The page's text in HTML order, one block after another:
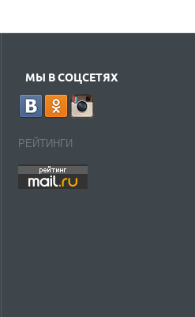
МЫ В СОЦСЕТЯХ
РЕЙТИНГИ